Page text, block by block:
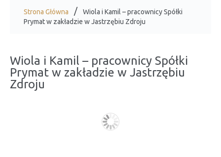
Strona Główna
Wiola i Kamil – pracownicy Spółki
Prymat w zakładzie w Jastrzębiu Zdroju
Wiola i Kamil – pracownicy Spółki
Prymat w zakładzie w Jastrzębiu
Zdroju